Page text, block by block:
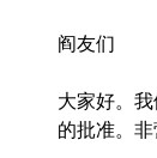
阎友们
大家好。
的批准。